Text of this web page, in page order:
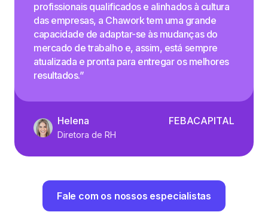
profissionais qualificados e alinhados à cultura
das empresas, a Chawork tem uma grande
capacidade de adaptar-se às mudanças do
mercado de trabalho e, assim, está sempre
atualizada e pronta para entregar os melhores
resultados.”
Helena
Diretora de RH
FEBACAPITAL
Fale com os nossos especialistas